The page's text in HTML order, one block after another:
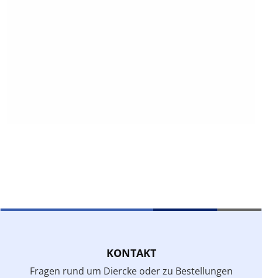
KONTAKT
Fragen rund um Diercke oder zu Bestellungen